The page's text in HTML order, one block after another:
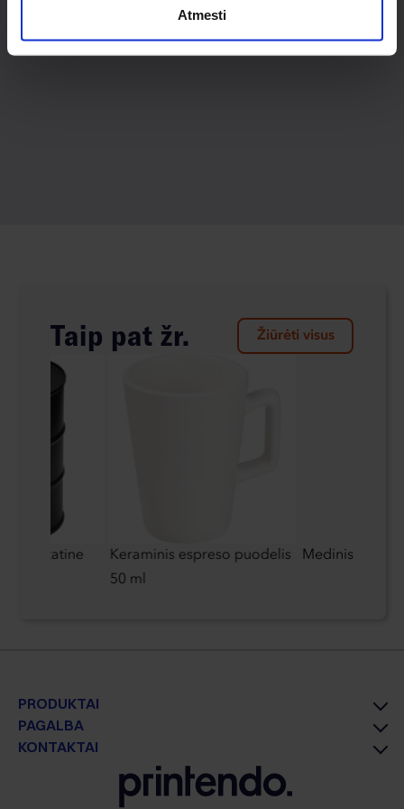
Atmesti
Taip pat žr. Žiūrėti visus
ml statine
Keraminis espreso puodelis
50 ml
Medinis rašiklis
PRODUKTAI
PAGALBA
KONTAKTAI